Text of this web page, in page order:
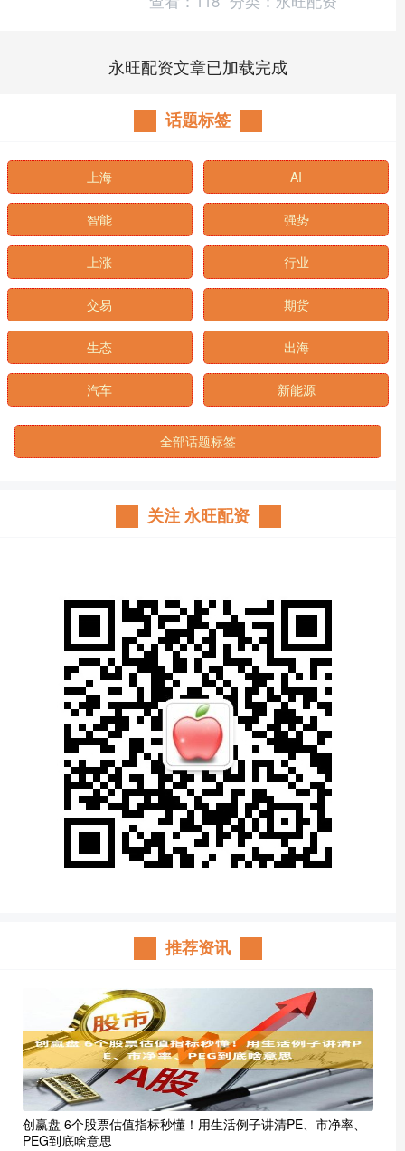
永旺配资文章已加载完成
话题标签
上海 AI
智能 强势
上涨 行业
交易 期货
生态 出海
汽车 新能源
全部话题标签
关注 永旺配资
推荐资讯
创赢盘 6个股票估值指标秒懂！用生活例子讲清PE、市净率、
PEG到底啥意思